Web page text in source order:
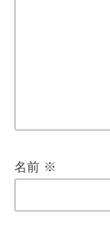
名前 ※